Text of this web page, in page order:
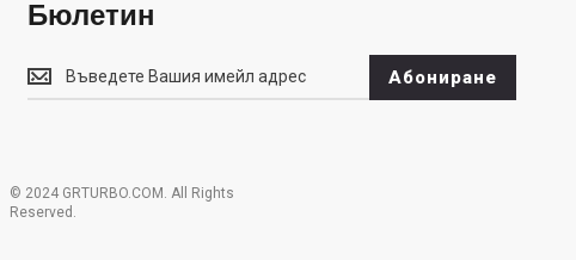
Бюлетин
Бюлетин
Абониране
© 2024 GRTURBO.COM. All Rights
Reserved.